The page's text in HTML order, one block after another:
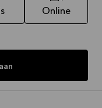
Online